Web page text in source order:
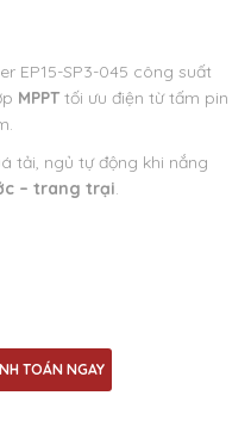
EP15-SP3-045 công suất
MPPT tối ưu điện từ tấm pin
tải, ngủ tự động khi nắng
– trang trại.
TOÁN NGAY